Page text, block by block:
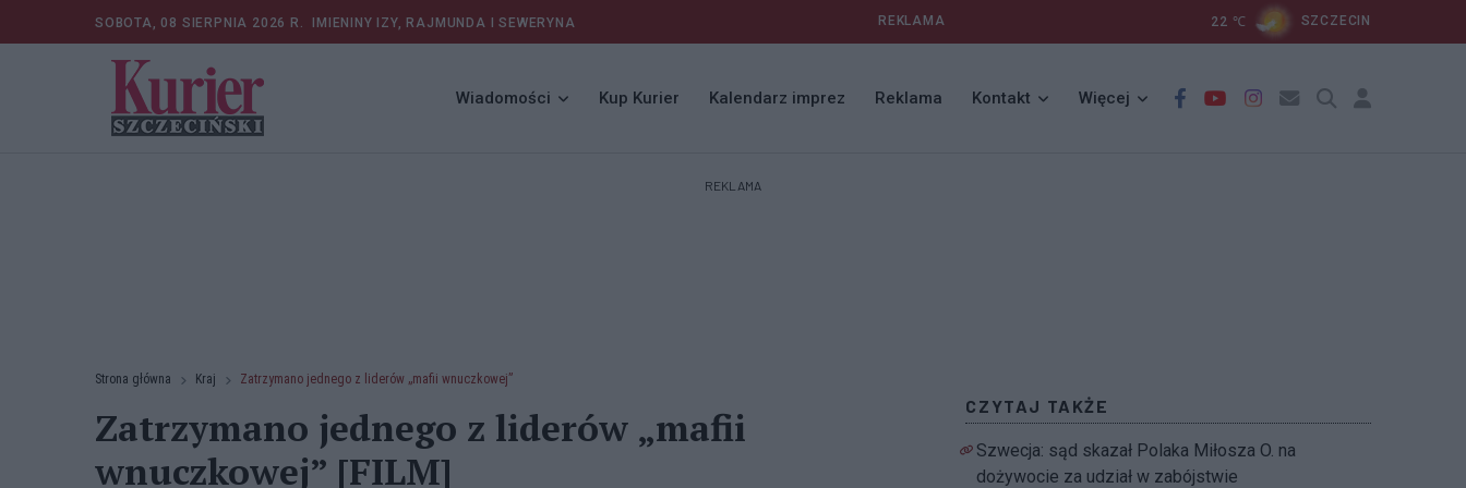
SOBOTA, 08 SIERPNIA 2026 R. IMIENINY IZY, RAJMUNDA I SEWERYNA REKLAMA 22 ℃ SZCZECIN
Wiadomości Kup Kurier Kalendarz imprez Reklama Kontakt Więcej
REKLAMA
Strona główna Kraj Zatrzymano jednego z liderów „mafii wnuczkowej”
Zatrzymano jednego z liderów „mafii
wnuczkowej” [FILM]
CZYTAJ TAKŻE
Szwecja: sąd skazał Polaka Miłosza O. na
dożywocie za udział w zabójstwie